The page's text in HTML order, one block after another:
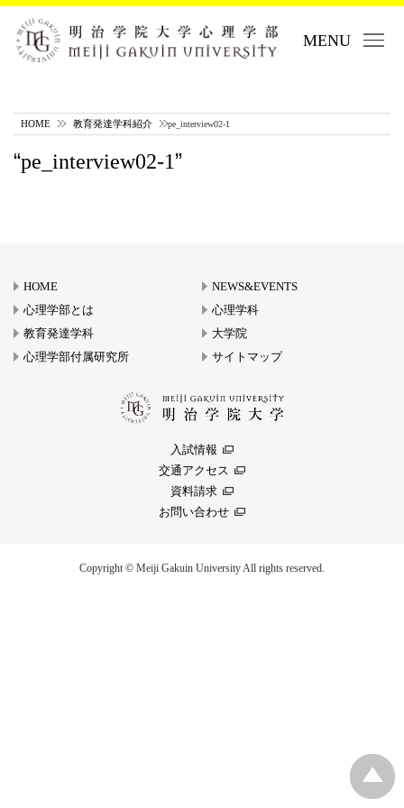
MENU
HOME 教育発達学科紹介 pe_interview02-1
pe_interview02-1
HOME
NEWS&EVENTS
心理学部とは
心理学科
教育発達学科
大学院
心理学部付属研究所
サイトマップ
入試情報
交通アクセス
資料請求
お問い合わせ
Copyright © Meiji Gakuin University All rights reserved.